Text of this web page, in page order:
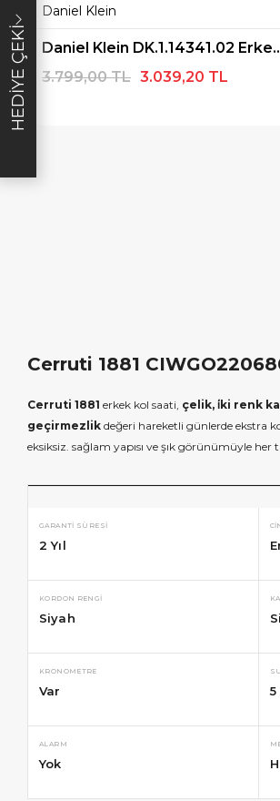
Daniel Klein
Daniel Klein
3.039,20 TL
3.799,00 TL
Cerruti 1881
Cerruti 1881 erkek kol saati, çelik, i̇ki renk
geçirmezlik değeri hareketli günlerde ekstra
eksiksiz. sağlam yapısı ve şık görünümüyle
GARANTI SÜRESI
2 Yıl
KORDON RENGI
Siyah
KRONOMETRE
Var 5
ALARM
Yok
HEDIYE ÇEKI
özel
Çeki
19.999 TL üzeri alışverişe
2.000 TL Hediye Çeki
HEDIYE2000